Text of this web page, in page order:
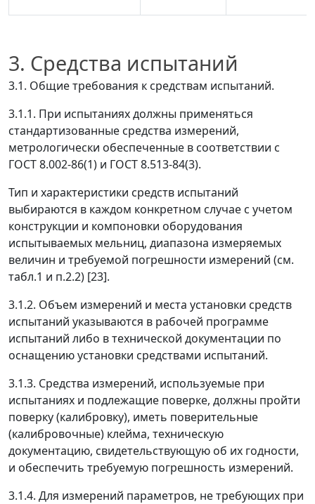
3. Средства испытаний
3.1. Общие требования к средствам испытаний.
3.1.1. При испытаниях должны применяться
стандартизованные средства измерений,
метрологически обеспеченные в соответствии с
ГОСТ 8.002-86(1) и ГОСТ 8.513-84(3).
Тип и характеристики средств испытаний
выбираются в каждом конкретном случае с учетом
конструкции и компоновки оборудования
испытываемых мельниц, диапазона измеряемых
величин и требуемой погрешности измерений (см.
табл.1 и п.2.2) [23].
3.1.2. Объем измерений и места установки средств
испытаний указываются в рабочей программе
испытаний либо в технической документации по
оснащению установки средствами испытаний.
3.1.3. Средства измерений, используемые при
испытаниях и подлежащие поверке, должны пройти
поверку (калибровку), иметь поверительные
(калибровочные) клейма, техническую
документацию, свидетельствующую об их годности,
и обеспечить требуемую погрешность измерений.
3.1.4. Для измерений параметров, не требующих при